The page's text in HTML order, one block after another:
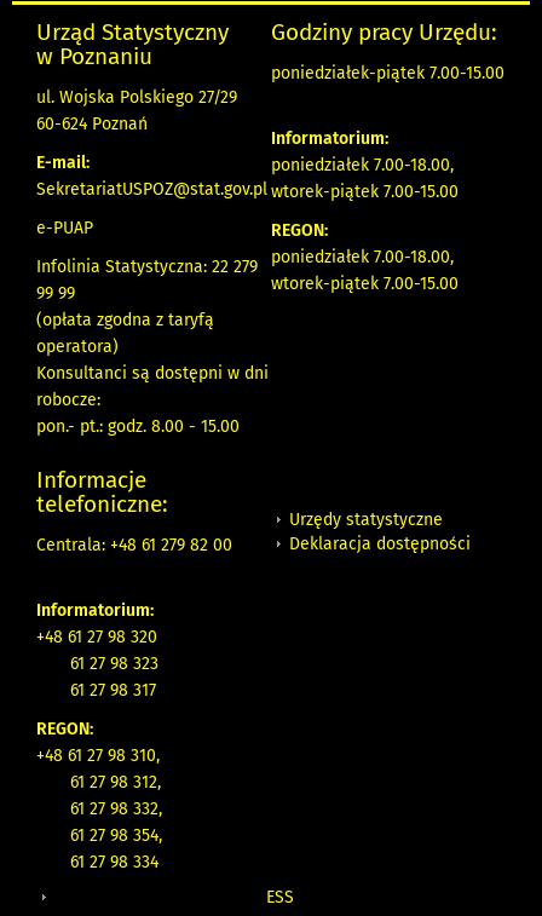
Urząd Statystyczny
w Poznaniu
ul. Wojska Polskiego 27/29
60-624 Poznań
E-mail:
SekretariatUSPOZ@stat.gov.pl
e-PUAP
Infolinia Statystyczna: 22 279
99 99
(opłata zgodna z taryfą
operatora)
Konsultanci są dostępni w dni
robocze:
pon.- pt.: godz. 8.00 - 15.00
Godziny pracy Urzędu:
poniedziałek-piątek 7.00-15.00
Informatorium:
poniedziałek 7.00-18.00,
wtorek-piątek 7.00-15.00
REGON:
poniedziałek 7.00-18.00,
wtorek-piątek 7.00-15.00
Informacje
telefoniczne:
Centrala: +48 61 279 82 00
Informatorium:
+48 61 27 98 320
61 27 98 323
61 27 98 317
REGON:
+48 61 27 98 310,
61 27 98 312,
61 27 98 332,
61 27 98 354,
61 27 98 334
Urzędy statystyczne
Deklaracja dostępności
ESS